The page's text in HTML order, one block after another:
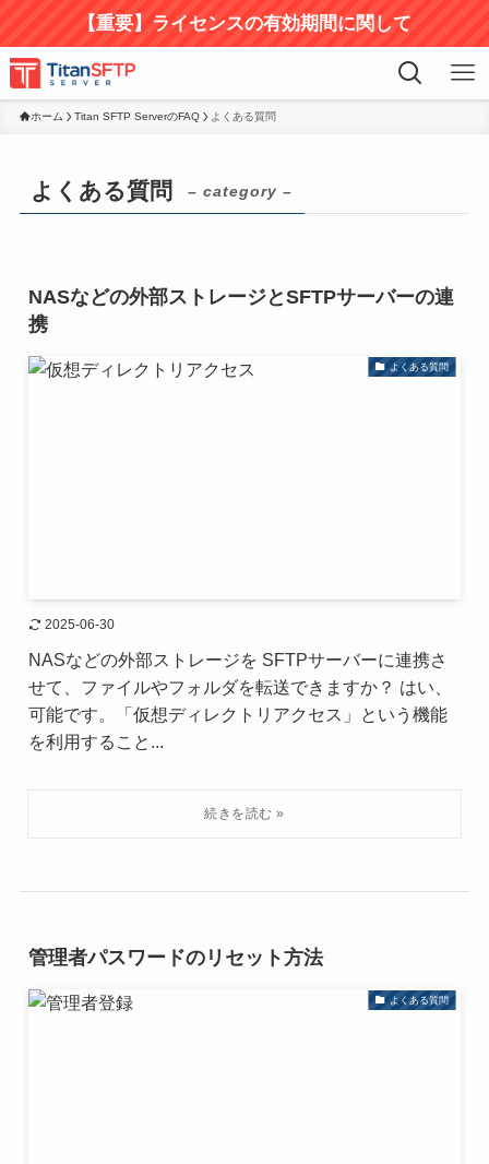
【重要】ライセンスの有効期間に関して
ホーム Titan SFTP ServerのFAQ よくある質問
よくある質問 – category –
NASなどの外部ストレージとSFTPサーバーの連
携
よくある質問
2025-06-30
NASなどの外部ストレージを SFTPサーバーに連携さ
せて、ファイルやフォルダを転送できますか？ はい、
可能です。「仮想ディレクトリアクセス」という機能
を利用すること...
管理者パスワードのリセット方法
よくある質問